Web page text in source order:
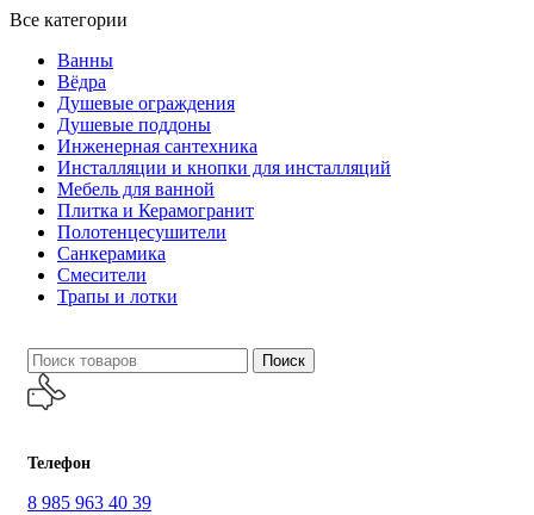
Все категории
Ванны
Вёдра
Душевые ограждения
Душевые поддоны
Инженерная сантехника
Инсталляции и кнопки для инсталляций
Мебель для ванной
Плитка и Керамогранит
Полотенцесушители
Санкерамика
Смесители
Трапы и лотки
Поиск
Телефон
8 985 963 40 39